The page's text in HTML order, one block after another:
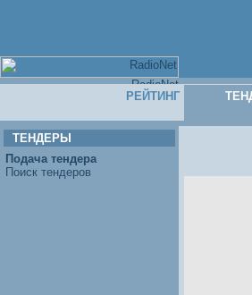
РЕЙТИНГ
ТЕНДЕРЫ
Подача тендера
Поиск тендеров